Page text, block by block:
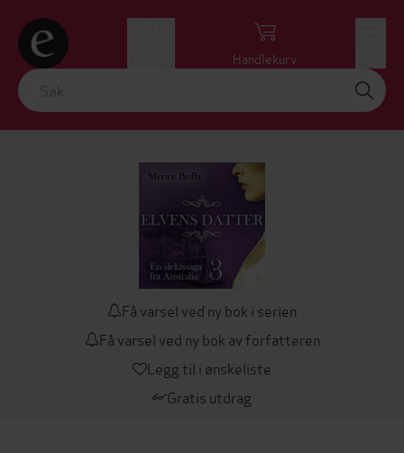
Handlekurv
Få varsel ved ny bok i serien
Få varsel ved ny bok av forfatteren
Legg til i ønskeliste
Gratis utdrag